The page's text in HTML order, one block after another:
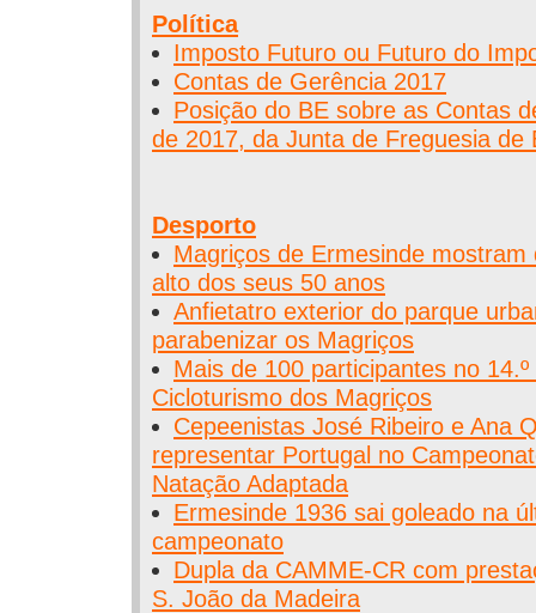
Política
Imposto Futuro ou Futuro do
Contas de Gerência 2017
Posição do BE sobre as Contas
de 2017, da Junta de Freguesia de
Desporto
Magriços de Ermesinde
alto dos seus 50 anos
Anfietatro exterior do parque
parabenizar os Magriços
Mais de 100 participantes no
Cicloturismo dos Magriços
Cepeenistas José Ribeiro e Ana
representar Portugal no
Natação Adaptada
Ermesinde 1936 sai goleado na
campeonato
Dupla da CAMME-CR com
S. João da Madeira